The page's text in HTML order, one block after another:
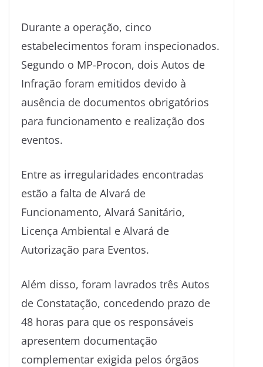
Durante a operação, cinco
estabelecimentos foram inspecionados.
Segundo o MP-Procon, dois Autos de
Infração foram emitidos devido à
ausência de documentos obrigatórios
para funcionamento e realização dos
eventos.
Entre as irregularidades encontradas
estão a falta de Alvará de
Funcionamento, Alvará Sanitário,
Licença Ambiental e Alvará de
Autorização para Eventos.
Além disso, foram lavrados três Autos
de Constatação, concedendo prazo de
48 horas para que os responsáveis
apresentem documentação
complementar exigida pelos órgãos